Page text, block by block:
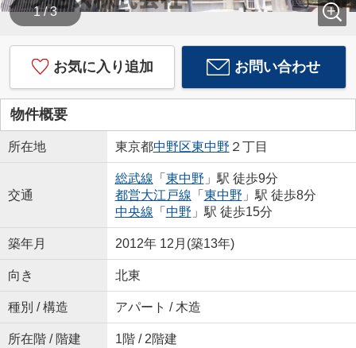
1 / 3
お気に入り追加 お問い合わせ
物件概要
所在地 東京都中野区東中野 ２丁目
交通
総武線 「 東中野 」駅 徒歩9分
都営大江戸線 「 東中野 」駅 徒歩8分
中央線 「 中野 」駅 徒歩15分
築年月 2012年 12月(築13年)
向き 北東
種別 / 構造 アパート / 木造
所在階 / 階建 1階 / 2階建